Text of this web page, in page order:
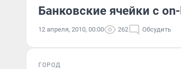
Банковские ячейки с
12 апреля, 2010, 00:00 262 Обсудить
ГОРОД